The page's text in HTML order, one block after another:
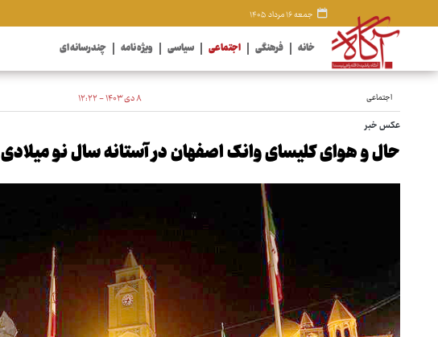
جمعه ۱۶ مرداد ۱۴۰۵
خانه فرهنگی اجتماعی سیاسی ویژه نامه چندرسانه ای
اجتماعی ۸ دی ۱۴۰۳ - ۱۲:۲۲
عکس خبر
حال و هوای کلیسای وانک اصفهان در آستانه سال نو میلادی